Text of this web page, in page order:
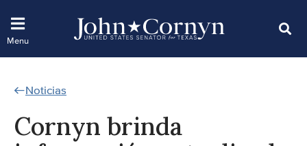
Noticias
Cornyn brinda